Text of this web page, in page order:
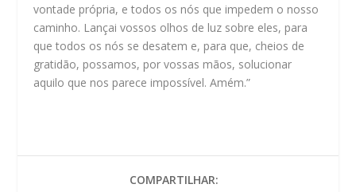
vontade própria, e todos os nós que impedem o nosso
caminho. Lançai vossos olhos de luz sobre eles, para
que todos os nós se desatem e, para que, cheios de
gratidão, possamos, por vossas mãos, solucionar
aquilo que nos parece impossível. Amém.”
COMPARTILHAR: